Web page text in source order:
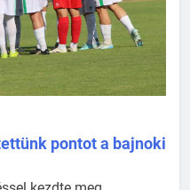
pontot a bajnoki